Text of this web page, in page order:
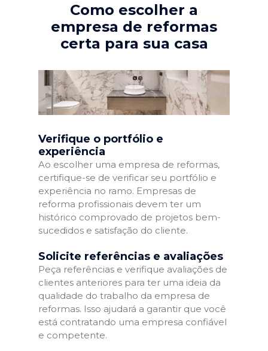
Como escolher a
empresa de reformas
certa para sua casa
Verifique o portfólio e
experiência
Ao escolher uma empresa de reformas,
certifique-se de verificar seu portfólio e
experiência no ramo. Empresas de
reforma profissionais devem ter um
histórico comprovado de projetos bem-
sucedidos e satisfação do cliente.
Solicite referências e avaliações
Peça referências e verifique avaliações de
clientes anteriores para ter uma ideia da
qualidade do trabalho da empresa de
reformas. Isso ajudará a garantir que você
está contratando uma empresa confiável
e competente.